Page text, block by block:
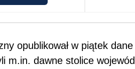
opublikował w piątek
m.in. dawne stolice